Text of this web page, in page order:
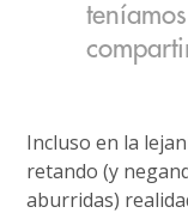
Incluso en la
retando (y
aburridas)